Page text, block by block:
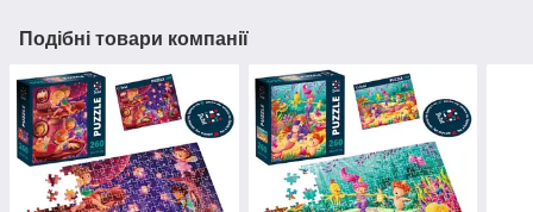
Подібні товари компанії